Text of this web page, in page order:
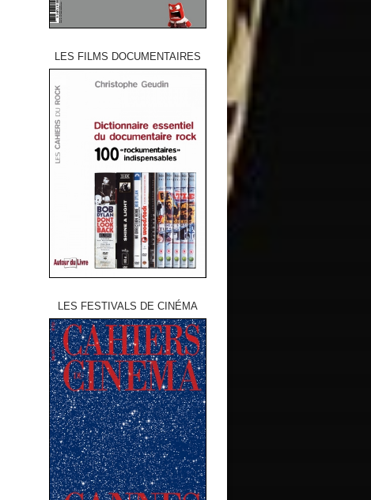
LES FILMS DOCUMENTAIRES
LES FESTIVALS DE CINÉMA